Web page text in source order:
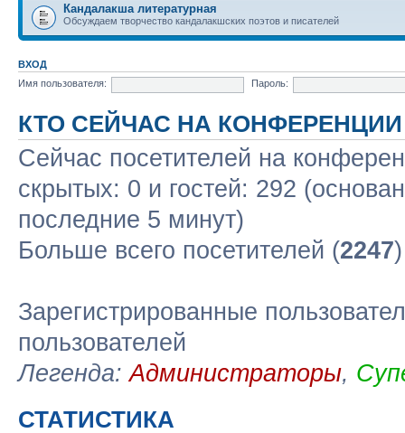
Кандалакша литературная
Обсуждаем творчество кандалакшских поэтов и писателей
ВХОД
Имя пользователя:
Пароль:
КТО СЕЙЧАС НА КОНФЕРЕНЦИИ
Сейчас посетителей на
скрытых: 0 и гостей: 292
последние 5 минут)
Больше всего посетителей (2247
Зарегистрированные
пользователей
Легенда:Администраторы,
СТАТИСТИКА